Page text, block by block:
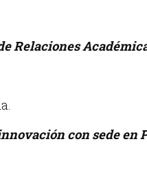
Relaciones
con sede en